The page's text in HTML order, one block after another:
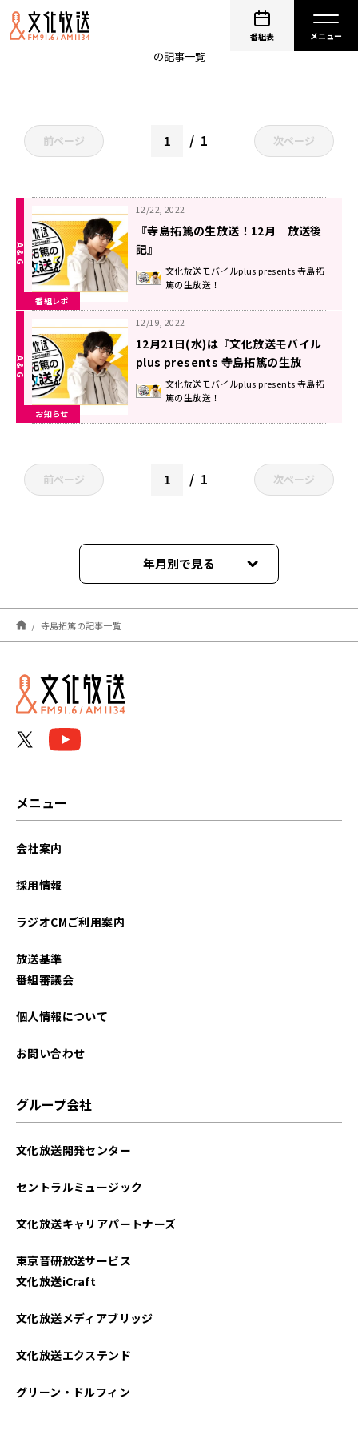
番組表
の記事一覧
前ページ 1 次ページ
番組レポ
12/22, 2022
『寺島拓篤の生放送！12月 放送後
記』
文化放送モバイルplus presents 寺島拓
篤の生放送！
お知らせ
12/19, 2022
12月21日(水)は『文化放送モバイル
plus presents 寺島拓篤の生放
送！』文化放送モバイルplus presents 寺島拓
篤の生放送！
前ページ 1 次ページ
年月別で見る
2026年07月
2026年06月
2026年05月
2025年08月
2025年05月
2024年12月
2024年11月
2024年10月
寺島拓篤の記事一覧
メニュー
会社案内
採用情報
ラジオCMご利用案内
放送基準
番組審議会
個人情報について
お問い合わせ
グループ会社
文化放送開発センター
セントラルミュージック
文化放送キャリアパートナーズ
東京音研放送サービス
文化放送iCraft
文化放送メディアブリッジ
文化放送エクステンド
グリーン・ドルフィン